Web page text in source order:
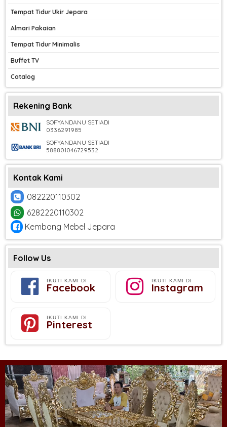
Tempat Tidur Ukir Jepara
Almari Pakaian
Tempat Tidur Minimalis
Buffet TV
Catalog
Rekening Bank
SOFYANDANU SETIADI
0336291985
SOFYANDANU SETIADI
588801046729532
Kontak Kami
082220110302
6282220110302
Kembang Mebel Jepara
Follow Us
IKUTI KAMI DI
Facebook
IKUTI KAMI DI
Instagram
IKUTI KAMI DI
Pinterest